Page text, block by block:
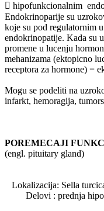
 hipofunkcionalnim
Endokrinoparije su
koje su pod regulatornim
endokrinopatije. Kada su
promene u lucenju
mehanizama (ektopicno
receptora za hormone) =
Mogu se podeliti na
infarkt, hemoragija,
POREMECAJI
(engl. pituitary gland)
Lokalizacija: Sella
Delovi : prednja